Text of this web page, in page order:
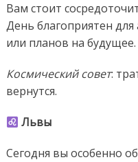
Вам стоит
День благоприятен
или планов на будущее.
Космический совет:
вернутся.
Львы
Сегодня вы особенно